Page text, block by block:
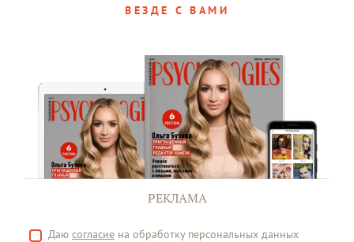
ВЕЗДЕ С ВАМИ
РЕКЛАМА
Даю согласие на обработку персональных данных